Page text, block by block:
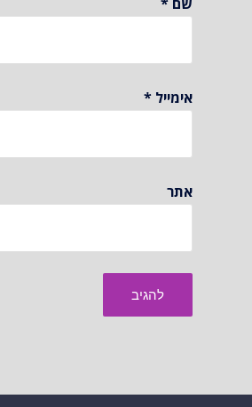
אימייל *
אתר